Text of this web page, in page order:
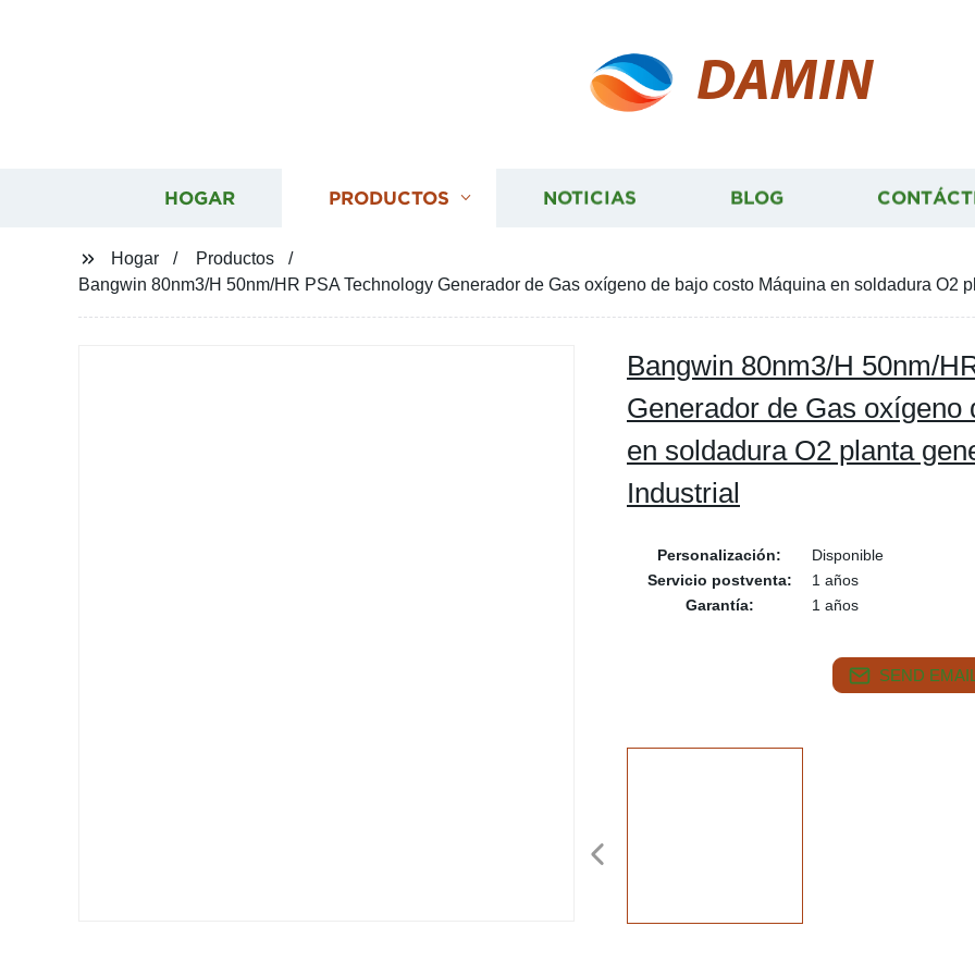
DAMIN
HOGAR PRODUCTOS NOTICIAS BLOG
Hogar
Productos
Bangwin 80nm3/H 50nm/HR PSA Technology Generador de Gas oxígeno de bajo costo Máquina en soldadura O2
Bangwin 80nm3/H 50nm/
Generador de Gas oxígeno
en soldadura O2 planta
Industrial
Personalización:
Disponible
Servicio postventa:
1 años
Garantía:
1 años
SEND